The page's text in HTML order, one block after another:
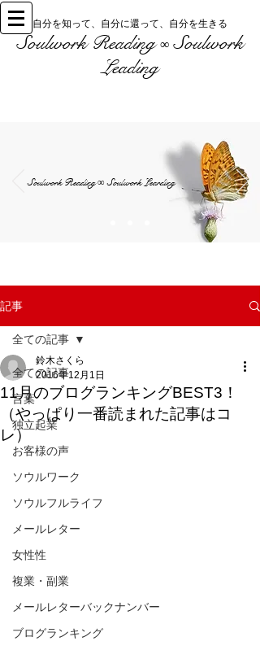
自分を知って、自分に還って、自分を生きる
Soulwork Reading∞Soulwork
Leading
Soulwork Reading∞ Soulwork Learding
記事
全ての記事
言葉
独立起業
お客様の声
ソウルワーク
ソウルフルライフ
メールレター
女性性
複業・副業
メールレターバックナンバー
ブログランキング
全ての記事
11月のブログランキングBEST3！
（やっぱり一番読まれた記事はコ
レ）
鈴木さくら
2016年12月1日